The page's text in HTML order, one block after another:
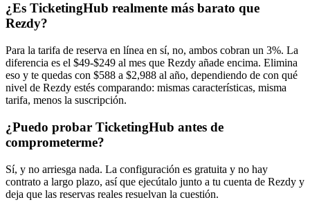
¿Es TicketingHub realmente más barato que
Rezdy?
Para la tarifa de reserva en línea en sí, no, ambos cobran un 3%. La
diferencia es el $49-$249 al mes que Rezdy añade encima. Elimina
eso y te quedas con $588 a $2,988 al año, dependiendo de con qué
nivel de Rezdy estés comparando: mismas características, misma
tarifa, menos la suscripción.
¿Puedo probar TicketingHub antes de
comprometerme?
Sí, y no arriesga nada. La configuración es gratuita y no hay
contrato a largo plazo, así que ejecútalo junto a tu cuenta de Rezdy y
deja que las reservas reales resuelvan la cuestión.